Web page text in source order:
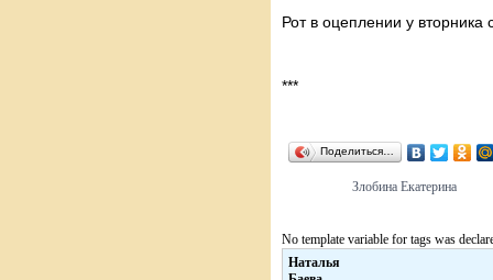
Рот в оцеплении у вторника
***
Поделиться…
Злобина Екатерина
No template variable for tags was
Наталья